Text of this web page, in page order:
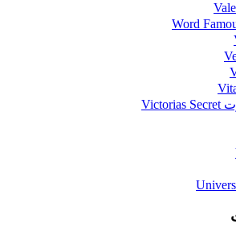
Word
Victorias Secret